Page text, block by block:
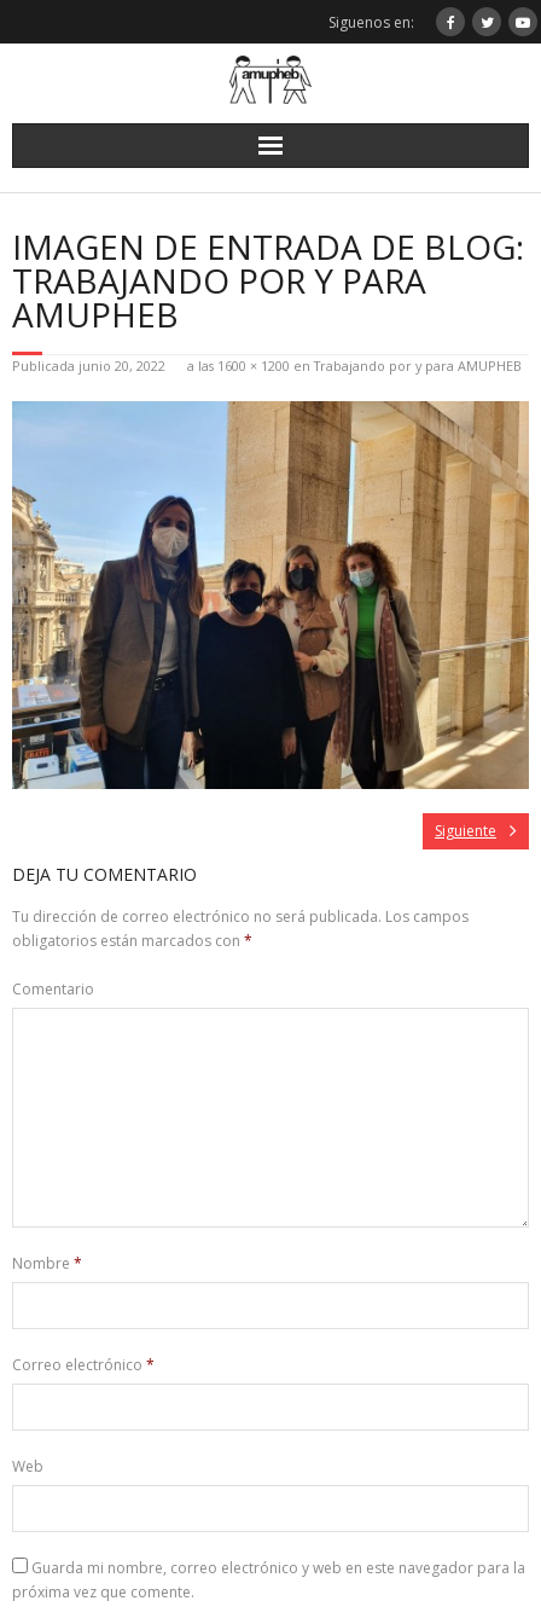
Siguenos en:
IMAGEN DE ENTRADA DE BLOG:
TRABAJANDO POR Y PARA
AMUPHEB
Publicada junio 20, 2022 a las 1600 × 1200 enTrabajando por y para AMUPHEB
Siguiente
DEJA TU COMENTARIO
Tu dirección de correo electrónico no será publicada. Los campos
obligatorios están marcados con *
Comentario
Nombre *
Correo electrónico *
Web
Guarda mi nombre, correo electrónico y web en este navegador para la
próxima vez que comente.